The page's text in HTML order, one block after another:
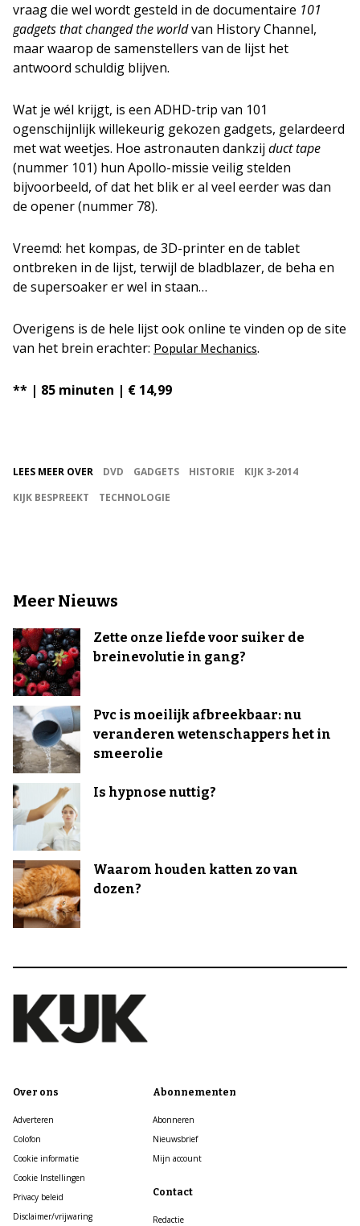
vraag die wel wordt gesteld in de documentaire 101
gadgets that changed the worldvan History Channel,
maar waarop de samenstellers van de lijst het
antwoord schuldig blijven.
Wat je wél krijgt, is een ADHD-trip van 101
ogenschijnlijk willekeurig gekozen gadgets, gelardeerd
met wat weetjes. Hoe astronauten dankzij duct tape
(nummer 101) hun Apollo-missie veilig stelden
bijvoorbeeld, of dat het blik er al veel eerder was dan
de opener (nummer 78).
Vreemd: het kompas, de 3D-printer en de tablet
ontbreken in de lijst, terwijl de bladblazer, de beha en
de supersoaker er wel in staan…
Overigens is de hele lijst ook online te vinden op de site
van het brein erachter: Popular Mechanics.
** | 85 minuten | € 14,99
LEES MEER OVER DVD GADGETS HISTORIE
KIJK 3-2014
KIJK BESPREEKT
TECHNOLOGIE
Meer Nieuws
Zette onze liefde voor suiker de
breinevolutie in gang?
Pvc is moeilijk afbreekbaar: nu
veranderen wetenschappers het in
smeerolie
Is hypnose nuttig?
Waarom houden katten zo van
dozen?
Over ons
Adverteren
Colofon
Cookie informatie
Cookie Instellingen
Privacy beleid
Disclaimer/vrijwaring
Abonnementen
Abonneren
Nieuwsbrief
Mijn account
Contact
Redactie